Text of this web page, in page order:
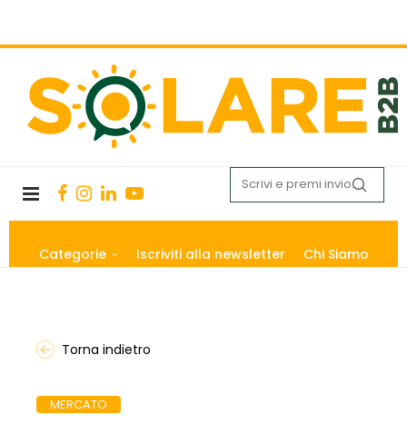
Categorie Iscriviti alla newsletter Chi Siamo
Torna indietro
MERCATO